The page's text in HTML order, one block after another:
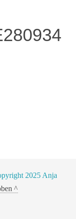
2025 Anja
^